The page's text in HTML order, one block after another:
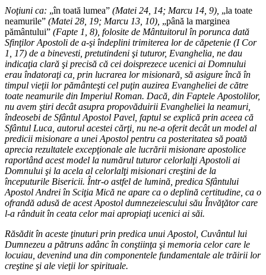
Noţiuni ca: „în toată lumea” (Matei 24, 14; Marcu 14, 9), „la toate
neamurile” (Matei 28, 19; Marcu 13, 10), „până la marginea
pământului” (Fapte 1, 8), folosite de Mântuitorul în porunca dată
Sfinţilor Apostoli de a-şi îndeplini trimiterea lor de căpetenie (I Cor
1, 17) de a binevesti, pretutindeni şi tuturor, Evanghelia, ne dau
indicaţia clară şi precisă că cei doisprezece ucenici ai Domnului
erau îndatoraţi ca, prin lucrarea lor misionară, să asigure încă în
timpul vieţii lor pământeşti cel puţin auzirea Evangheliei de către
toate neamurile din Imperiul Roman. Dacă, din Faptele Apostolilor,
nu avem ştiri decât asupra propovăduirii Evangheliei la neamuri,
îndeosebi de Sfântul Apostol Pavel, faptul se explică prin aceea că
Sfântul Luca, autorul acestei cărţi, nu ne-a oferit decât un model al
predicii misionare a unei Apostol pentru ca posteritatea să poată
aprecia rezultatele excepţionale ale lucrării misionare apostolice
raportând acest model la numărul tuturor celorlalţi Apostoli ai
Domnului şi la acela al celorlalţi misionari creştini de la
începuturile Bisericii. Într-o astfel de lumină, predica Sfântului
Apostol Andrei în Sciţia Mică ne apare ca o deplină certitudine, ca o
ofrandă adusă de acest Apostol dumnezeiescului său Învăţător care
l-a rânduit în ceata celor mai apropiaţi ucenici ai săi.
Răsădit în aceste ţinuturi prin predica unui Apostol, Cuvântul lui
Dumnezeu a pătruns adânc în conştiinţa şi memoria celor care le
locuiau, devenind una din componentele fundamentale ale trăirii lor
creştine şi ale vieţii lor spirituale.